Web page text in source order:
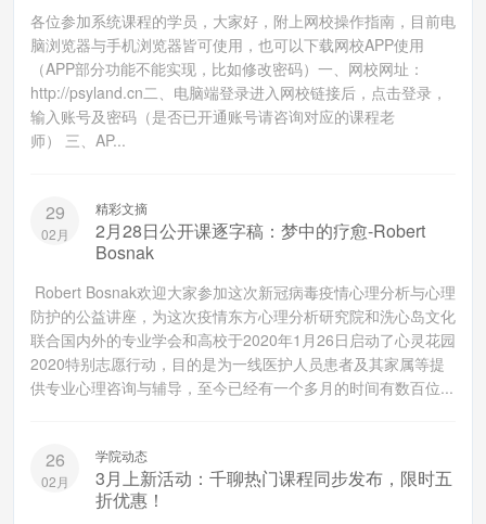
各位参加系统课程的学员，大家好，附上网校操作指南，目前电
脑浏览器与手机浏览器皆可使用，也可以下载网校APP使用
（APP部分功能不能实现，比如修改密码）一、网校网址：
http://psyland.cn二、电脑端登录进入网校链接后，点击登录，
输入账号及密码（是否已开通账号请咨询对应的课程老
师） 三、AP...
29
02月
精彩文摘
2月28日公开课逐字稿：梦中的疗愈-Robert
Bosnak
Robert Bosnak欢迎大家参加这次新冠病毒疫情心理分析与心理
防护的公益讲座，为这次疫情东方心理分析研究院和洗心岛文化
联合国内外的专业学会和高校于2020年1月26日启动了心灵花园
2020特别志愿行动，目的是为一线医护人员患者及其家属等提
供专业心理咨询与辅导，至今已经有一个多月的时间有数百位...
26
02月
学院动态
3月上新活动：千聊热门课程同步发布，限时五
折优惠！